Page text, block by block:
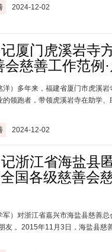
2024-12-02
厦门虎溪岩寺
会慈善工作范例
多年来，福建省厦门市虎溪岩
的领跑者，带领虎溪岩寺在助学
2024-12-02
浙江省海盐县
国各级慈善会
对浙江省嘉兴市海盐县慈善总
友 。2015年11月3日，海盐县慈